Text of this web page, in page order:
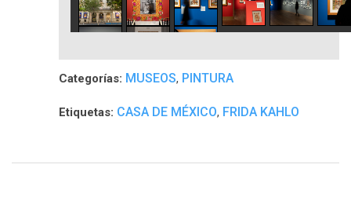
Categorías: MUSEOS, PINTURA
Etiquetas: CASA DE MÉXICO, FRIDA KAHLO